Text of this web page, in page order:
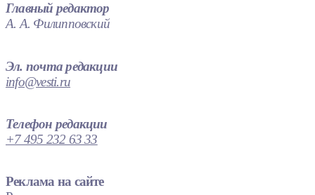
Главный редактор
А. А. Филипповский
Эл. почта редакции
info@vesti.ru
Телефон редакции
+7 495 232 63 33
Реклама на сайте